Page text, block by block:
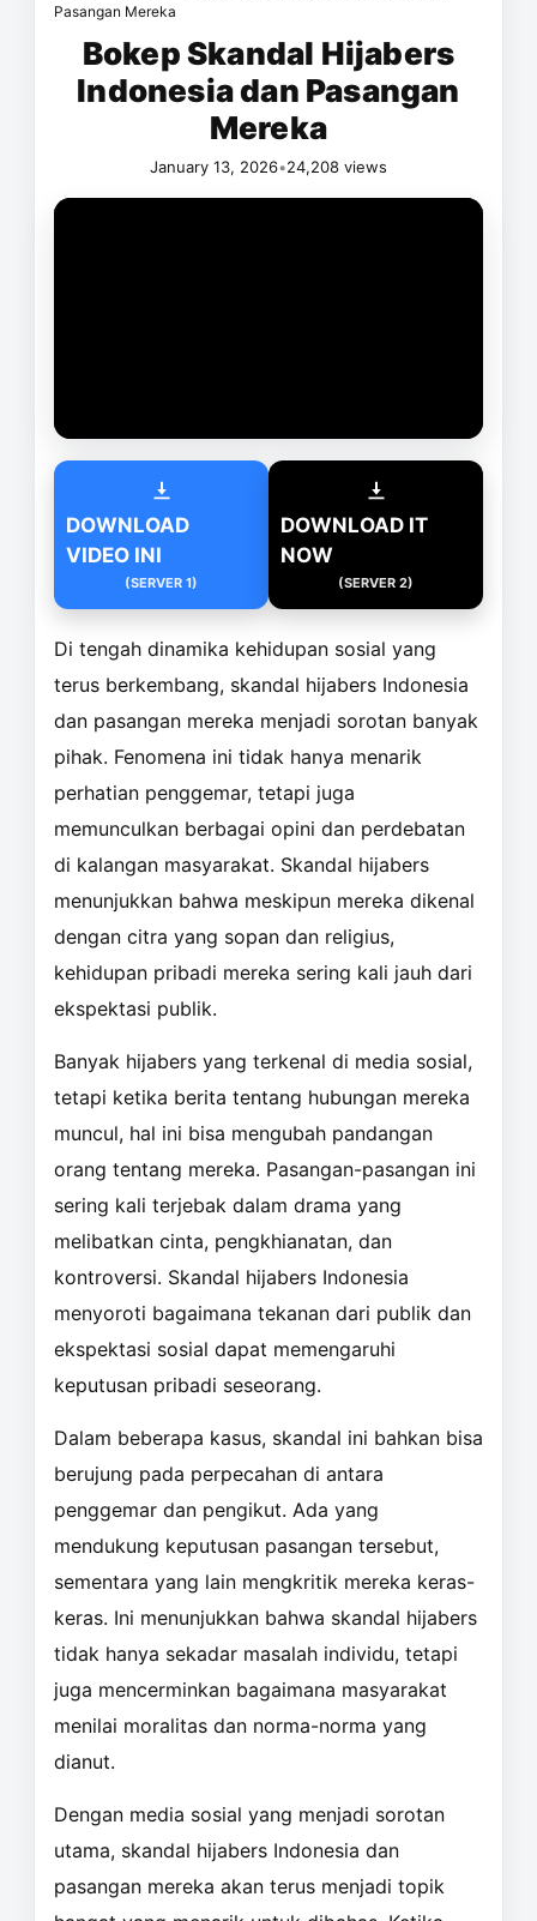
Pasangan Mereka
Bokep Skandal Hijabers
Indonesia dan Pasangan
Mereka
January 13, 2026•24,208 views
DOWNLOAD
VIDEO INI
(SERVER 1)
DOWNLOAD IT
NOW
(SERVER 2)
Di tengah dinamika kehidupan sosial yang
terus berkembang, skandal hijabers Indonesia
dan pasangan mereka menjadi sorotan banyak
pihak. Fenomena ini tidak hanya menarik
perhatian penggemar, tetapi juga
memunculkan berbagai opini dan perdebatan
di kalangan masyarakat. Skandal hijabers
menunjukkan bahwa meskipun mereka dikenal
dengan citra yang sopan dan religius,
kehidupan pribadi mereka sering kali jauh dari
ekspektasi publik.
Banyak hijabers yang terkenal di media sosial,
tetapi ketika berita tentang hubungan mereka
muncul, hal ini bisa mengubah pandangan
orang tentang mereka. Pasangan-pasangan ini
sering kali terjebak dalam drama yang
melibatkan cinta, pengkhianatan, dan
kontroversi. Skandal hijabers Indonesia
menyoroti bagaimana tekanan dari publik dan
ekspektasi sosial dapat memengaruhi
keputusan pribadi seseorang.
Dalam beberapa kasus, skandal ini bahkan bisa
berujung pada perpecahan di antara
penggemar dan pengikut. Ada yang
mendukung keputusan pasangan tersebut,
sementara yang lain mengkritik mereka keras-
keras. Ini menunjukkan bahwa skandal hijabers
tidak hanya sekadar masalah individu, tetapi
juga mencerminkan bagaimana masyarakat
menilai moralitas dan norma-norma yang
dianut.
Dengan media sosial yang menjadi sorotan
utama, skandal hijabers Indonesia dan
pasangan mereka akan terus menjadi topik